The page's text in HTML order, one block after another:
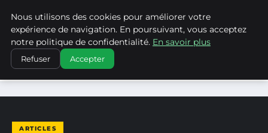
LA VANGUARDIA DEL SUR
ACCUEIL MARKETING ET COMMUNICATION
ARTICLES
Nous utilisons des cookies pour améliorer votre
expérience de navigation. En poursuivant, vous acceptez
notre politique de confidentialité. En savoir plus
Refuser Accepter